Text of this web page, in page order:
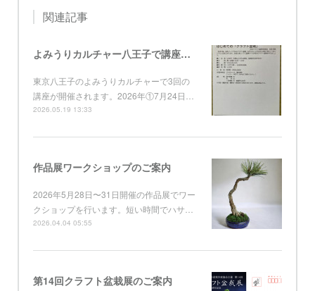
関連記事
よみうりカルチャー八王子で講座開催
東京八王子のよみうりカルチャーで3回の
講座が開催されます。2026年①7月24日…
2026.05.19 13:33
作品展ワークショップのご案内
2026年5月28日〜31日開催の作品展でワー
クショップを行います。短い時間でハサ…
2026.04.04 05:55
第14回クラフト盆栽展のご案内